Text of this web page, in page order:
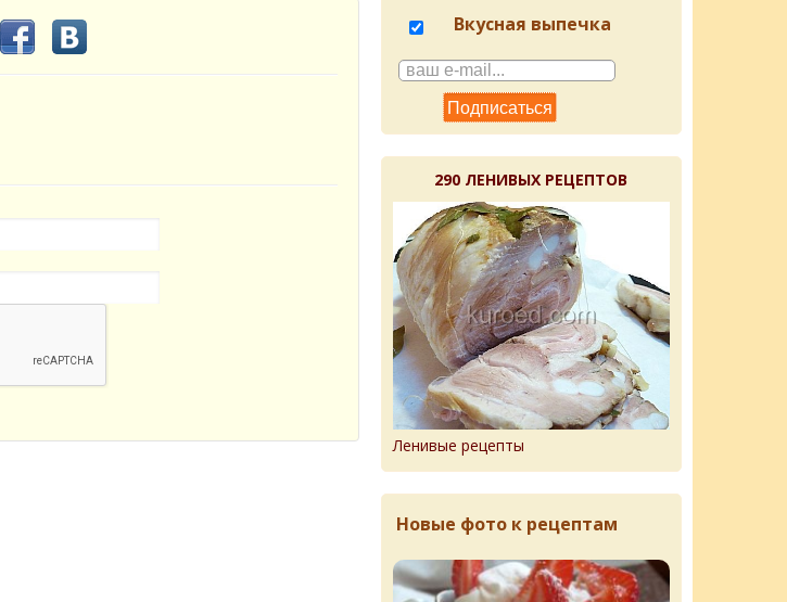
Вкусная выпечка
290 ЛЕНИВЫХ РЕЦЕПТОВ
Ленивые рецепты
Новые фото к рецептам